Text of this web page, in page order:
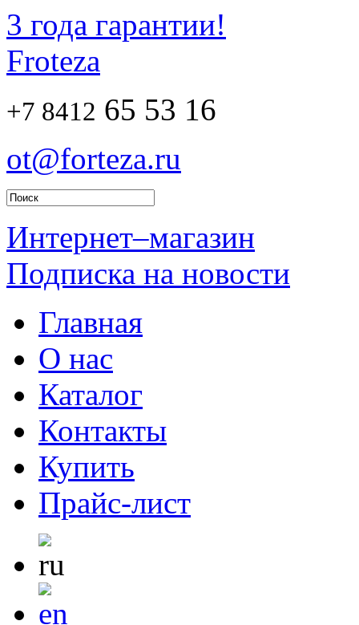
3 года гарантии!
Froteza
+7 8412 65 53 16
ot@forteza.ru
Интернет–магазин
Подписка на новости
Главная
О нас
Каталог
Контакты
Купить
Прайс-лист